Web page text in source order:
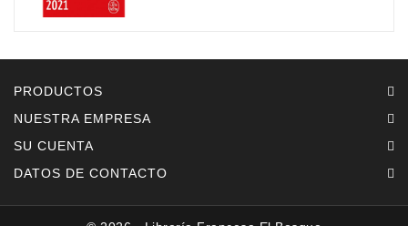
PRODUCTOS
NUESTRA EMPRESA
SU CUENTA
DATOS DE CONTACTO